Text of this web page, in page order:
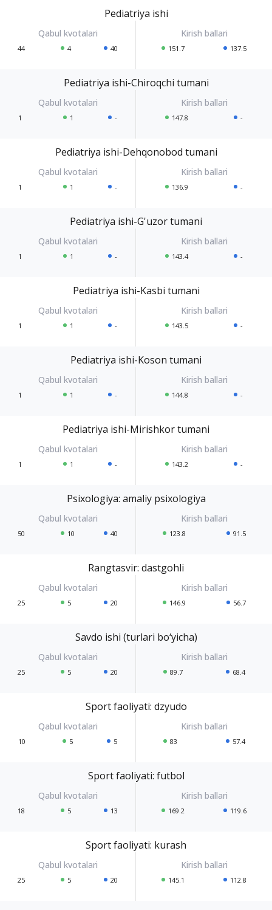
Pediatriya ishi
44 4 40 151.7 137.5
Pediatriya ishi-Chiroqchi tumani
1 1 - 147.8 -
Pediatriya ishi-Dehqonobod tumani
1 1 - 136.9 -
Pediatriya ishi-G'uzor tumani
1 1 - 143.4 -
Pediatriya ishi-Kasbi tumani
1 1 - 143.5 -
Pediatriya ishi-Koson tumani
1 1 - 144.8 -
Pediatriya ishi-Mirishkor tumani
1 1 - 143.2 -
Psixologiya: amaliy psixologiya
50 10 40 123.8 91.5
Rangtasvir: dastgohli
25 5 20 146.9 56.7
Savdo ishi (turlari bo‘yicha)
25 5 20 89.7 68.4
Sport faoliyati: dzyudo
10 5 5 83 57.4
Sport faoliyati: futbol
18 5 13 169.2 119.6
Sport faoliyati: kurash
25 5 20 145.1 112.8